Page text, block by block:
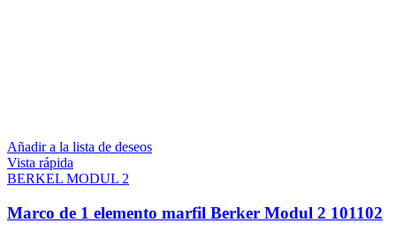
Añadir a la lista de deseos
Vista rápida
BERKEL MODUL 2
Marco de 1 elemento marfil Berker Modul 2 101102